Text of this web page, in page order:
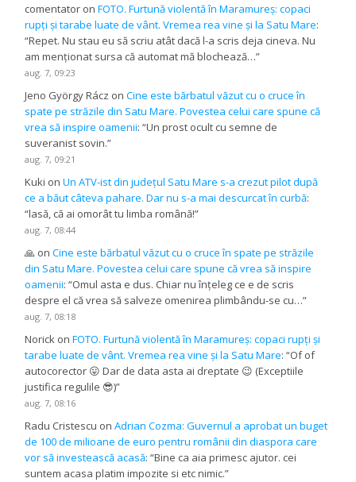
comentator onFOTO. Furtună violentă în Maramureș: copaci
rupți și tarabe luate de vânt. Vremea rea vine și la Satu Mare:
“Repet. Nu stau eu să scriu atât dacă l-a scris deja cineva. Nu
am menționat sursa că automat mă blochează…”
aug. 7, 09:23
Jeno György Rácz onCine este bărbatul văzut cu o cruce în
spate pe străzile din Satu Mare. Povestea celui care spune că
vrea să inspire oamenii: “Un prost ocult cu semne de
suveranist sovin.”
aug. 7, 09:21
Kuki onUn ATV-ist din județul Satu Mare s-a crezut pilot după
ce a băut câteva pahare. Dar nu s-a mai descurcat în curbă:
“lasă, că ai omorât tu limba română!”
aug. 7, 08:44
🙏 onCine este bărbatul văzut cu o cruce în spate pe străzile
din Satu Mare. Povestea celui care spune că vrea să inspire
oamenii: “Omul asta e dus. Chiar nu înțeleg ce e de scris
despre el că vrea să salveze omenirea plimbându-se cu…”
aug. 7, 08:18
Norick onFOTO. Furtună violentă în Maramureș: copaci rupți și
tarabe luate de vânt. Vremea rea vine și la Satu Mare: “Of of
autocorector 😛 Dar de data asta ai dreptate 😉 (Exceptiile
justifica regulile 😎)”
aug. 7, 08:16
Radu Cristescu onAdrian Cozma: Guvernul a aprobat un buget
de 100 de milioane de euro pentru românii din diaspora care
vor să investească acasă: “Bine ca aia primesc ajutor. cei
suntem acasa platim impozite si etc nimic.”